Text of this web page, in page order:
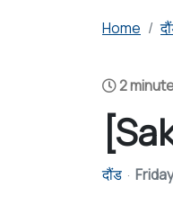
Home
2
दौंड